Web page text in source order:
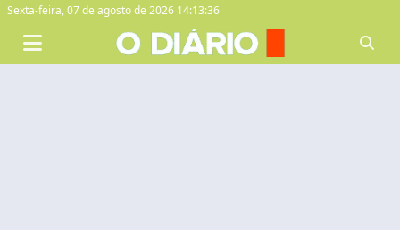
Sexta-feira,07 de agosto de 2026 14:13:37